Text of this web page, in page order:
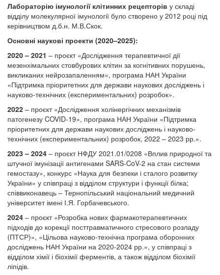
Лабораторію імунології клітинних рецепторів у складі
відділу молекулярної імунології було створено у 2012 році під
керівництвом д.б.н. М.В.Скок.
Основні наукові проекти (2020–2025):
2020 – 2021 – проєкт «Дослідження терапевтичної дії
мезенхімальних стовбурових клітин за когнітивних порушень,
викликаних нейрозапаленням», програма НАН України
«Підтримка пріоритетних для держави наукових досліджень і
науково-технічних (експериментальних) розробок».
2022 – проєкт «Дослідження холінергічних механізмів
патогенезу COVID-19», програма НАН України «Підтримка
пріоритетних для держави наукових досліджень і науково-
технічних (експериментальних) розробок, 2022 – 2023 рр.».
2023 – 2024 – проєкт НФДУ 2021.01/0208 «Вплив природної та
штучної імунізації антигенами SARS-CoV-2 на стан системи
гемостазу», конкурс «Наука для безпеки і сталого розвитку
України» у співпраці з відділом структури і функції білка;
співвиконавець – Тернопільський національний медичний
університет імені І.Я. Горбачевського.
2024 – проєкт «Розробка нових фармакотерапевтичних
підходів до корекції посттравматичного стресового розладу
(ПТСР)», «Цільова науково-технічна програма оборонних
досліджень НАН України на 2020-2024 рр.», у співпраці з
відділом хімії і біохімії ферментів, а також відділом біохімії
ліпідів.